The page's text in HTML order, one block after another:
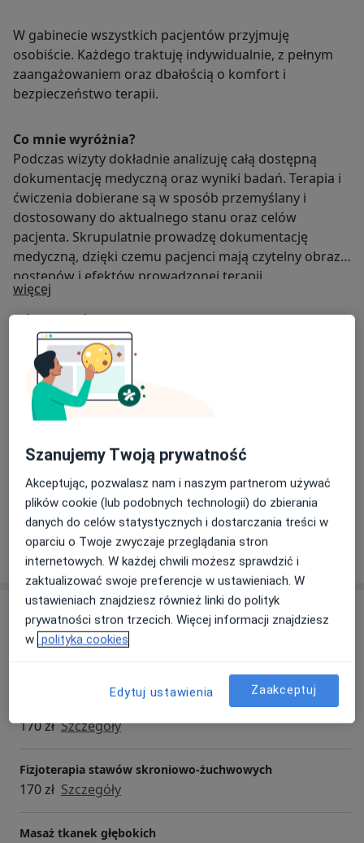
W gabinecie wszystkich pacjentów przyjmuję
osobiście. Każdego traktuję indywidualnie, z pełnym
zaangażowaniem oraz dbałością o komfort i
bezpieczeństwo terapii.
Co mnie wyróżnia?
Podczas wizyty dokładnie analizuję całą dostępną
dokumentację medyczną oraz wyniki badań. Terapia i
ćwiczenia dobierane są w sposób przemyślany i
dostosowany do aktualnego stanu oraz celów
pacjenta. Skrupulatnie prowadzę dokumentację
medyczną, dzięki czemu pacjenci mają czytelny obraz
postępów i efektów prowadzonej terapii.
więcej
Zakres porad
Fizjoterapia
Główne obszary pomocy
Bóle kręgosłupa Rwa kulszowa
Ból kolana
Pacjenci których przyjmuję
Dorośli
Dzieci w wieku od 5 lat
Pokaż więcejo doświadczeniu
Usługi i ceny
Konsultacja fizjoterapeutyczna
170 zł Szczegóły
Fizjoterapia stawów skroniowo-żuchwowych
170 zł Szczegóły
Masaż tkanek głębokich
Szanujemy Twoją prywatność
Akceptując, pozwalasz nam i naszym partnerom używać
plików cookie (lub podobnych technologii) do zbierania
danych do celów statystycznych i dostarczania treści w
oparciu o Twoje zwyczaje przeglądania stron
internetowych. W każdej chwili możesz sprawdzić i
zaktualizować swoje preferencje w ustawieniach. W
ustawieniach znajdziesz również linki do polityk
prywatności stron trzecich. Więcej informacji znajdziesz
w polityka cookies
Edytuj ustawienia Zaakceptuj